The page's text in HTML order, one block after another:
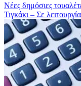
Νέες δημόσιες
Τιγκάκι – Σε